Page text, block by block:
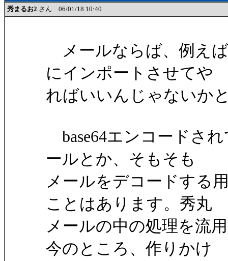
秀まるお2 さん 06/01/18 10:40
メールならば、例え
にインポートさせてや
ればいいんじゃないか
base64エンコードさ
ールとか、そもそも
メールをデコードする
ことはあります。秀丸
メールの中の処理を流
今のところ、作りかけ